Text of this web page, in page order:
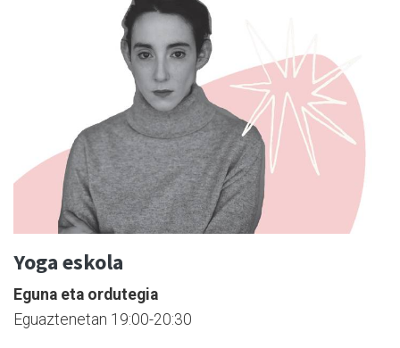
Yoga eskola
Eguna eta ordutegia
Eguaztenetan 19:00-20:30